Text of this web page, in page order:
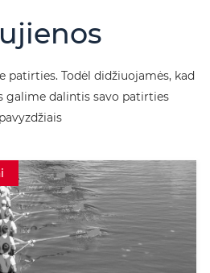
t
r
n
i
v
e
:
patirties. Todėl didžiuojamės, kad
galime dalintis savo patirties
pavyzdžiais